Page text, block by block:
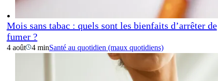
Mois sans tabac : quels sont les bienfaits d’arrêter de
fumer ?
4 août 4 minSanté au quotidien (maux quotidiens)